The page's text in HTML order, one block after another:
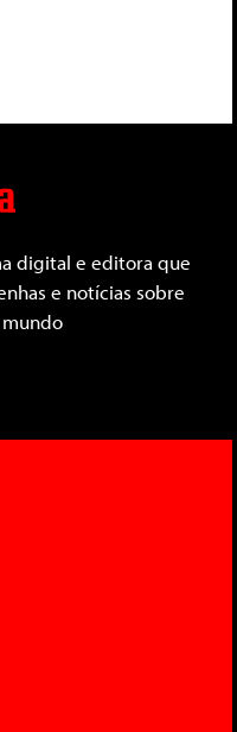
digital e editora que
e notícias sobre